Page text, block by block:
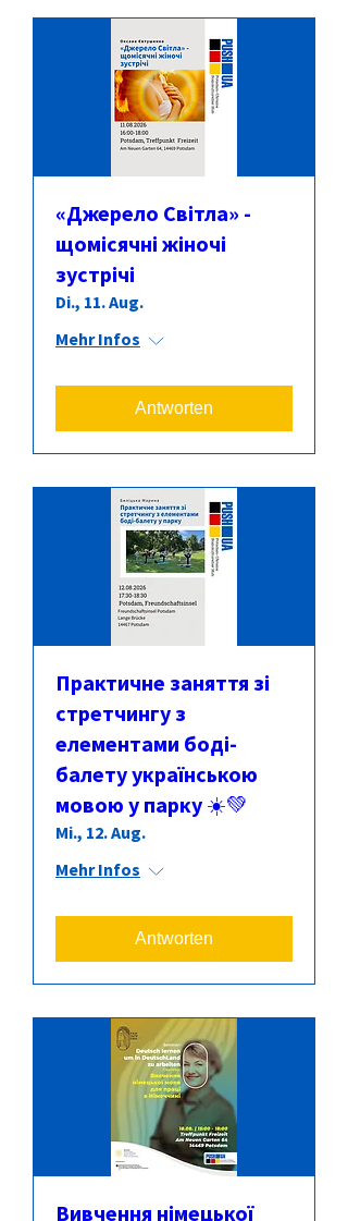
«Джерело Світла» -
щомісячні жіночі
зустрічі
Di., 11. Aug.
Mehr Infos
Antworten
Практичне заняття зі
стретчингу з
елементами боді-
балету українською
мовою у парку ☀️💚
Mi., 12. Aug.
Mehr Infos
Antworten
Вивчення німецької